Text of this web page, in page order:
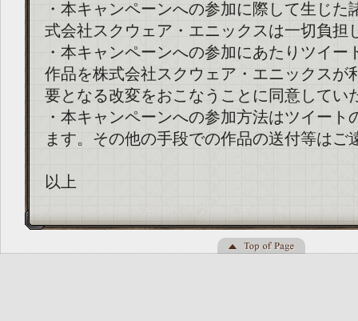
・本キャンペーンへの参加に際して生じた
式会社スクウェア・エニックスは一切負担
・本キャンペーンへの参加にあたりツイー
作品を株式会社スクウェア・エニックスが
要となる改変をおこなうことに同意してい
・本キャンペーンへの参加方法はツイート
ます。その他の手段での作品の送付等はご
以上